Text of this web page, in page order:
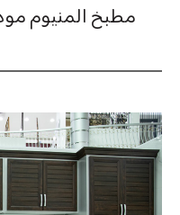
مطبخ المنيوم